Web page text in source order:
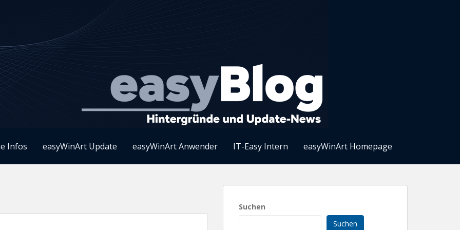
Infos easyWinArt Update easyWinArt Anwender IT-Easy Intern easyWinArt Homepage
Suchen
Suchen